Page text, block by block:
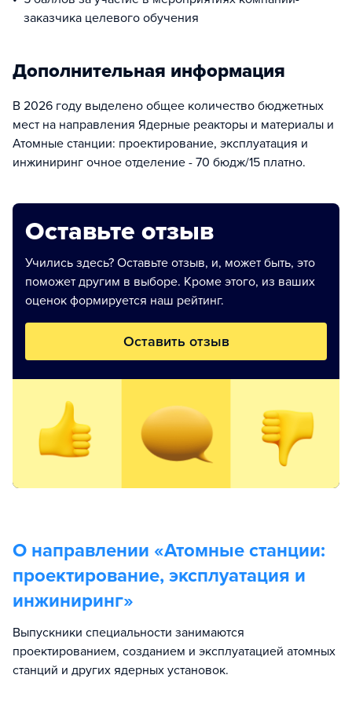
заказчика целевого обучения
Дополнительная информация
В 2026 году выделено общее количество бюджетных
мест на направления Ядерные реакторы и материалы и
Атомные станции: проектирование, эксплуатация и
инжиниринг очное отделение - 70 бюдж/15 платно.
Оставьте отзыв
Учились здесь? Оставьте отзыв, и, может быть, это
поможет другим в выборе. Кроме этого, из ваших
оценок формируется наш рейтинг.
Оставить отзыв
О направлении «Атомные станции:
проектирование, эксплуатация и
инжиниринг»
Выпускники специальности занимаются
проектированием, созданием и эксплуатацией атомных
станций и других ядерных установок.